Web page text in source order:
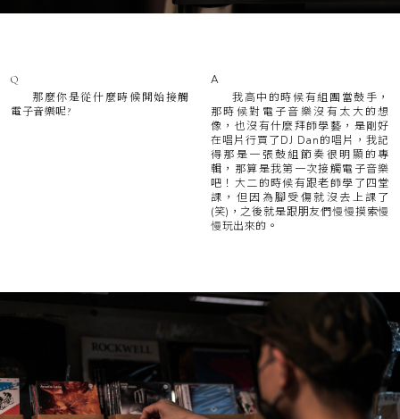
Q
那麼你是從什麼時候開始接觸
電子音樂呢?
A
我高中的時候有組團當鼓手，
那時候對電子音樂沒有太大的想
像，也沒有什麼拜師學藝，是剛好
在唱片行買了DJ Dan的唱片，我記
得那是一張鼓組節奏很明顯的專
輯，那算是我第一次接觸電子音樂
吧！大二的時候有跟老師學了四堂
課，但因為腳受傷就沒去上課了
(笑)，之後就是跟朋友們慢慢摸索慢
慢玩出來的。